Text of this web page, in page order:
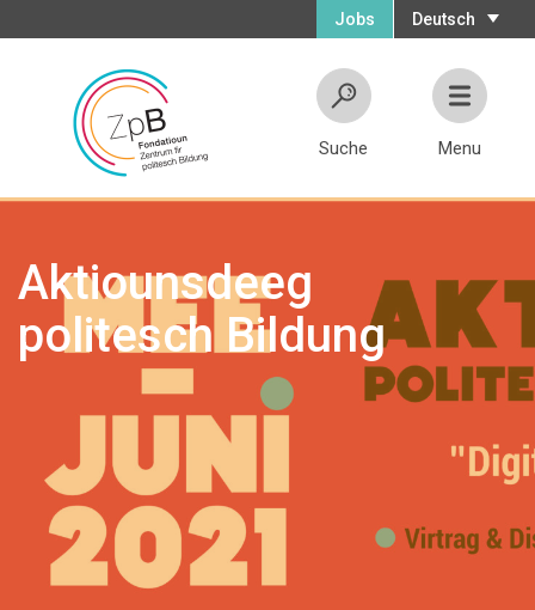
Deutsch
Jobs
Suche Menu
Aktiounsdeeg
politesch Bildung